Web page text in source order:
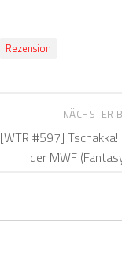
Rezension
NÄCHSTER
[WTR #597]
der MWF